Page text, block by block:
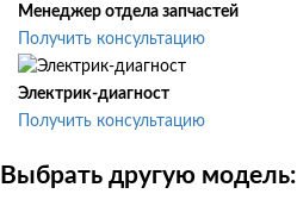
Менеджер отдела запчастей
Получить консультацию
Электрик-диагност
Получить консультацию
Выбрать другую модель: